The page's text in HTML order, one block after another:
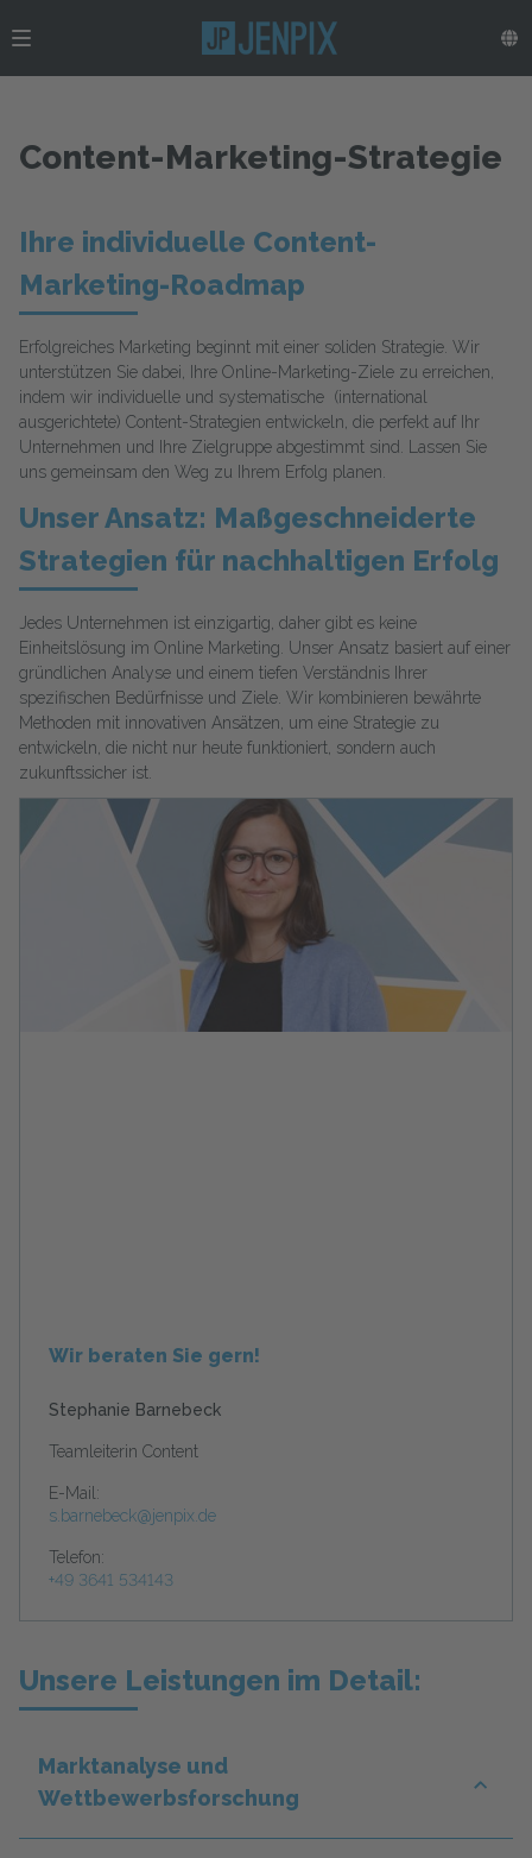
Content-Marketing-Strategie
Ihre individuelle Content-
Marketing-Roadmap
Erfolgreiches Marketing beginnt mit einer soliden Strategie. Wir
unterstützen Sie dabei, Ihre Online-Marketing-Ziele zu erreichen,
indem wir individuelle und systematische (international
ausgerichtete) Content-Strategien entwickeln, die perfekt auf Ihr
Unternehmen und Ihre Zielgruppe abgestimmt sind. Lassen Sie
uns gemeinsam den Weg zu Ihrem Erfolg planen.
Unser Ansatz: Maßgeschneiderte
Strategien für nachhaltigen Erfolg
Jedes Unternehmen ist einzigartig, daher gibt es keine
Einheitslösung im Online Marketing. Unser Ansatz basiert auf einer
gründlichen Analyse und einem tiefen Verständnis Ihrer
spezifischen Bedürfnisse und Ziele. Wir kombinieren bewährte
Methoden mit innovativen Ansätzen, um eine Strategie zu
entwickeln, die nicht nur heute funktioniert, sondern auch
zukunftssicher ist.
Wir beraten Sie gern!
Stephanie Barnebeck
Teamleiterin Content
E-Mail:
s.barnebeck@jenpix.de
Telefon:
+49 3641 534143
Unsere Leistungen im Detail:
Marktanalyse und
Wettbewerbsforschung